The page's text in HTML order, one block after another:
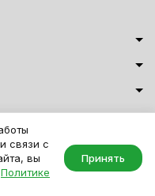
обработки персональных
Мебели. ООО "ИМАТО",
ОГРН 1047796163799
связи с
вы
Политике
Принять